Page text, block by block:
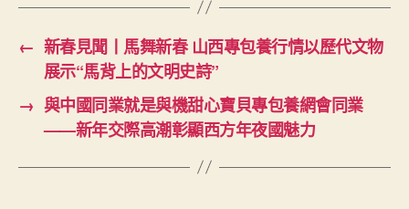
← 新春見聞丨馬舞新春 山西專包養行情以歷代文物
展示“馬背上的文明史詩”
→ 與中國同業就是與機甜心寶貝專包養網會同業
——新年交際高潮彰顯西方年夜國魅力